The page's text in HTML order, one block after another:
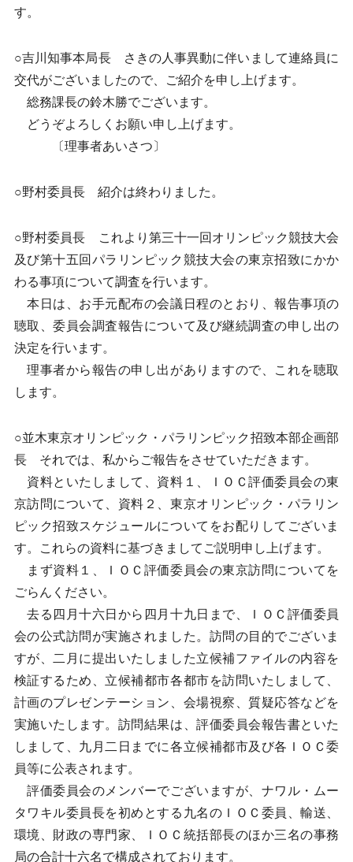
す。
○吉川知事本局長 さきの人事異動に伴いまして連絡員に
交代がございましたので、ご紹介を申し上げます。
総務課長の鈴木勝でございます。
どうぞよろしくお願い申し上げます。
〔理事者あいさつ〕
○野村委員長 紹介は終わりました。
○野村委員長 これより第三十一回オリンピック競技大会
及び第十五回パラリンピック競技大会の東京招致にかか
わる事項について調査を行います。
本日は、お手元配布の会議日程のとおり、報告事項の
聴取、委員会調査報告について及び継続調査の申し出の
決定を行います。
理事者から報告の申し出がありますので、これを聴取
します。
○並木東京オリンピック・パラリンピック招致本部企画部
長 それでは、私からご報告をさせていただきます。
資料といたしまして、資料１、ＩＯＣ評価委員会の東
京訪問について、資料２、東京オリンピック・パラリン
ピック招致スケジュールについてをお配りしてございま
す。これらの資料に基づきましてご説明申し上げます。
まず資料１、ＩＯＣ評価委員会の東京訪問についてを
ごらんください。
去る四月十六日から四月十九日まで、ＩＯＣ評価委員
会の公式訪問が実施されました。訪問の目的でございま
すが、二月に提出いたしました立候補ファイルの内容を
検証するため、立候補都市各都市を訪問いたしまして、
計画のプレゼンテーション、会場視察、質疑応答などを
実施いたします。訪問結果は、評価委員会報告書といた
しまして、九月二日までに各立候補都市及び各ＩＯＣ委
員等に公表されます。
評価委員会のメンバーでございますが、ナワル・ムー
タワキル委員長を初めとする九名のＩＯＣ委員、輸送、
環境、財政の専門家、ＩＯＣ統括部長のほか三名の事務
局の合計十六名で構成されております。